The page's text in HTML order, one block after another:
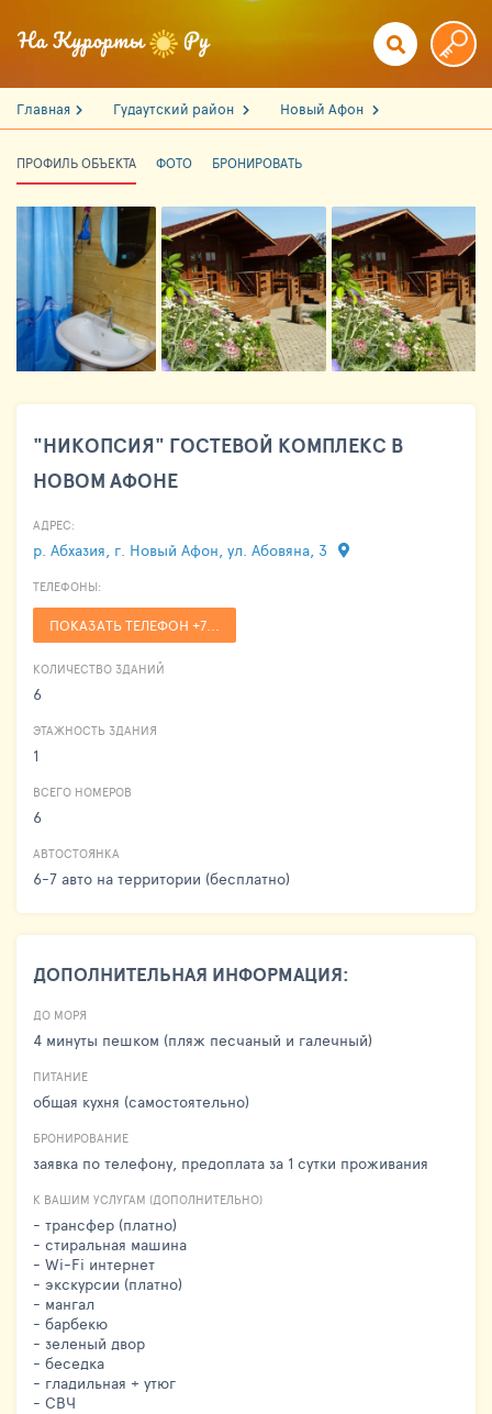
Главная Гудаутский район Новый Афон
ПРОФИЛЬ ОБЪЕКТА ФОТО БРОНИРОВАТЬ
"НИКОПСИЯ" ГОСТЕВОЙ КОМПЛЕКС В
НОВОМ АФОНЕ
АДРЕС:
р. Абхазия, г. Новый Афон, ул. Абовяна, 3
ТЕЛЕФОНЫ:
ПОКАЗАТЬ ТЕЛЕФОН +7...
КОЛИЧЕСТВО ЗДАНИЙ
6
ЭТАЖНОСТЬ ЗДАНИЯ
1
ВСЕГО НОМЕРОВ
6
АВТОСТОЯНКА
6-7 авто на территории (бесплатно)
ДОПОЛНИТЕЛЬНАЯ ИНФОРМАЦИЯ:
ДО МОРЯ
4 минуты пешком (пляж песчаный и галечный)
ПИТАНИЕ
общая кухня (самостоятельно)
БРОНИРОВАНИЕ
заявка по телефону, предоплата за 1 сутки проживания
К ВАШИМ УСЛУГАМ (ДОПОЛНИТЕЛЬНО)
- трансфер (платно)
- стиральная машина
- Wi-Fi интернет
- экскурсии (платно)
- мангал
- барбекю
- зеленый двор
- беседка
- гладильная + утюг
- СВЧ